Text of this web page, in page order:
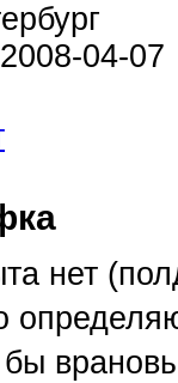
04-07
нет